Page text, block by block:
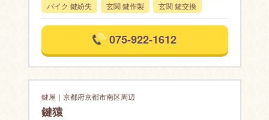
バイク 鍵紛失
玄関 鍵作製 玄関 鍵交換
075-922-1612
鍵屋｜京都府京都市南区周辺
鍵猿